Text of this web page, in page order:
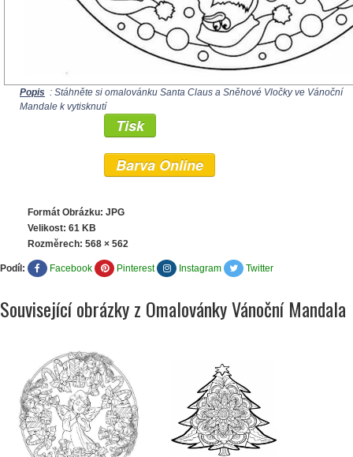
Popis : Stáhněte si omalovánku Santa Claus a Sněhové Vločky ve Vánoční
Mandale k vytisknutí
Tisk
Barva Online
Formát Obrázku: JPG
Velikost: 61 KB
Rozměrech: 568 × 562
Podíl: Facebook Pinterest Instagram Twitter
Související obrázky z Omalovánky Vánoční Mandala